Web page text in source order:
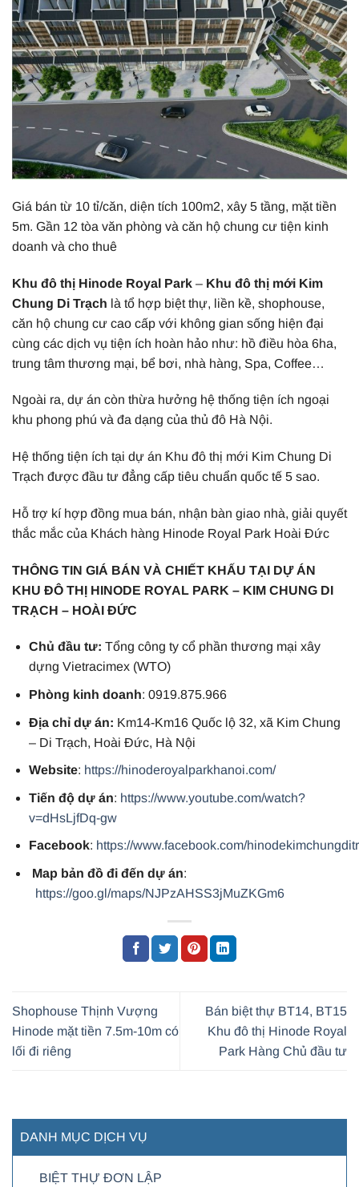
Giá bán từ 10 tỉ/căn, diện tích 100m2, xây 5 tầng, mặt tiền
5m. Gần 12 tòa văn phòng và căn hộ chung cư tiện kinh
doanh và cho thuê
Khu đô thị Hinode Royal Park – Khu đô thị mới Kim
Chung Di Trạch là tổ hợp biệt thự, liền kề, shophouse,
căn hộ chung cư cao cấp với không gian sống hiện đại
cùng các dịch vụ tiện ích hoàn hảo như: hồ điều hòa 6ha,
trung tâm thương mại, bể bơi, nhà hàng, Spa, Coffee…
Ngoài ra, dự án còn thừa hưởng hệ thống tiện ích ngoại
khu phong phú và đa dạng của thủ đô Hà Nội.
Hệ thống tiện ích tại dự án Khu đô thị mới Kim Chung Di
Trạch được đầu tư đẳng cấp tiêu chuẩn quốc tế 5 sao.
Hỗ trợ kí hợp đồng mua bán, nhận bàn giao nhà, giải quyết
thắc mắc của Khách hàng Hinode Royal Park Hoài Đức
THÔNG TIN GIÁ BÁN VÀ CHIẾT KHẤU TẠI DỰ ÁN
KHU ĐÔ THỊ HINODE ROYAL PARK – KIM CHUNG DI
TRẠCH – HOÀI ĐỨC
Chủ đầu tư: Tổng công ty cổ phần thương mại xây
dựng Vietracimex (WTO)
Phòng kinh doanh: 0919.875.966
Địa chỉ dự án: Km14-Km16 Quốc lộ 32, xã Kim Chung
– Di Trạch, Hoài Đức, Hà Nội
Website: https://hinoderoyalparkhanoi.com/
Tiến độ dự án: https://www.youtube.com/watch?
v=dHsLjfDq-gw
Facebook: https://www.facebook.com/
Map bản đồ đi đến dự án:
https://goo.gl/maps/NJPzAHSS3jMuZKGm6
Shophouse Thịnh Vượng
Hinode mặt tiền 7.5m-10m có
lối đi riêng
Bán biệt thự BT14, BT15
Khu đô thị Hinode Royal
Park Hàng Chủ đầu tư
DANH MỤC DỊCH VỤ
BIỆT THỰ ĐƠN LẬP